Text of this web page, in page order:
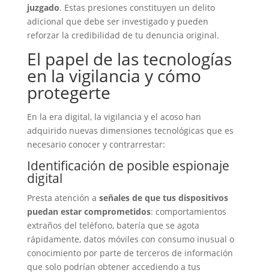
juzgado. Estas presiones constituyen un delito
adicional que debe ser investigado y pueden
reforzar la credibilidad de tu denuncia original.
El papel de las tecnologías
en la vigilancia y cómo
protegerte
En la era digital, la vigilancia y el acoso han
adquirido nuevas dimensiones tecnológicas que es
necesario conocer y contrarrestar:
Identificación de posible espionaje
digital
Presta atención a señales de que tus dispositivos
puedan estar comprometidos: comportamientos
extraños del teléfono, batería que se agota
rápidamente, datos móviles con consumo inusual o
conocimiento por parte de terceros de información
que solo podrían obtener accediendo a tus